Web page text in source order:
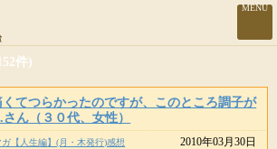
MENU
件)
くてつらかったのですが、このところ調子が
ん（３０代、女性）
ガ【人生編】(月・木発行)感想
2010年03月30日